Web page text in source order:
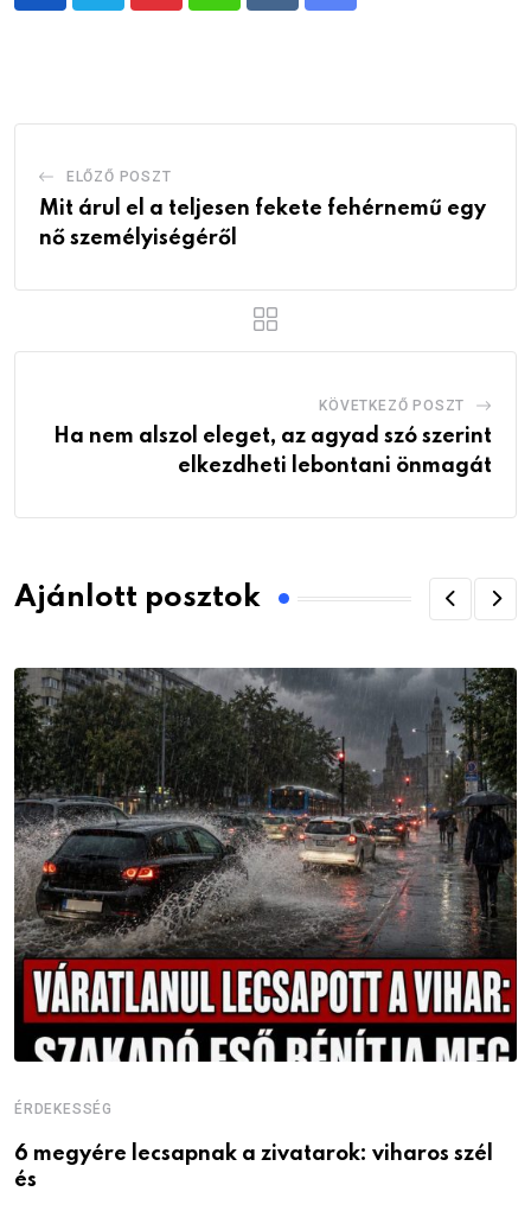
ELŐZŐ POSZT
Mit árul el a teljesen fekete fehérnemű egy
nő személyiségéről
KÖVETKEZŐ POSZT
Ha nem alszol eleget, az agyad szó szerint
elkezdheti lebontani önmagát
Ajánlott posztok
ÉRDEKESSÉG
6 megyére lecsapnak a zivatarok: viharos szél
és